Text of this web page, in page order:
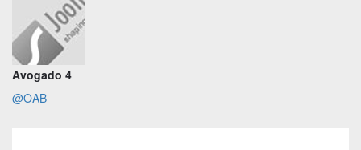
Avogado 4
@OAB